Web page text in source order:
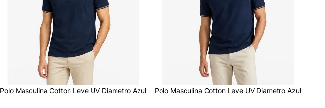
Polo Masculina Cotton Leve UV Diametro Azul Polo Masculina Cotton Leve UV Diametro Azul